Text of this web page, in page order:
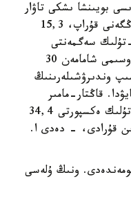
بويىنشا ىشكى تاۋار
اينالىمىنىڭ كولەمى 36,2 تريلليون تەڭگەنى قۇراپ، 15,3
تۇلىك سەگمەنتى
ەسەبىنەن قامتاماسىز ەتىلدى. ونىڭ ءوسىمى شامامەن 30
وندىرۋشىلەرىنىڭ
قاڭتار-مامىر
ايلارىنىڭ قورىتىندىسى بويىنشا ازىق-تۇلىك ەكسپورتى 34,4
ش دوللارىن قۇرادى، - دەدى ا.
ونىڭ ۇلەسى